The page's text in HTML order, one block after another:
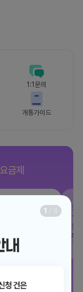
1:1문의
개통가이드
금제
통
1